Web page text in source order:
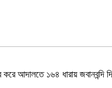
আদালতে ১৬৪ ধারায় জবানবন্দি